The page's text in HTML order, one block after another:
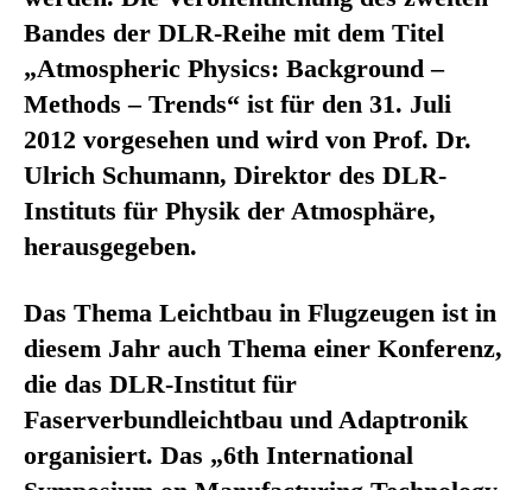
Bandes der DLR-Reihe mit dem Titel
„Atmospheric Physics: Background –
Methods – Trends“ ist für den 31. Juli
2012 vorgesehen und wird von Prof. Dr.
Ulrich Schumann, Direktor des DLR-
Instituts für Physik der Atmosphäre,
herausgegeben.
Das Thema Leichtbau in Flugzeugen ist in
diesem Jahr auch Thema einer Konferenz,
die das DLR-Institut für
Faserverbundleichtbau und Adaptronik
organisiert. Das „6th International